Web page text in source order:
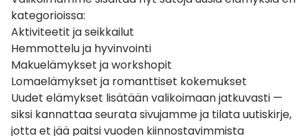
kategorioissa:
Aktiviteetit ja seikkailut
Hemmottelu ja hyvinvointi
Makuelämykset ja workshopit
Lomaelämykset ja romanttiset kokemukset
Uudet elämykset lisätään valikoimaan jatkuvasti —
siksi kannattaa seurata sivujamme ja tilata uutiskirje,
jotta et jää paitsi vuoden kiinnostavimmista